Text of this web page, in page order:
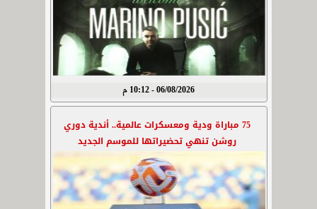
06/08/2026 - 10:12 م
75 مباراة ودية ومعسكرات عالمية.. أندية دوري
روشن تنهي تحضيراتها للموسم الجديد